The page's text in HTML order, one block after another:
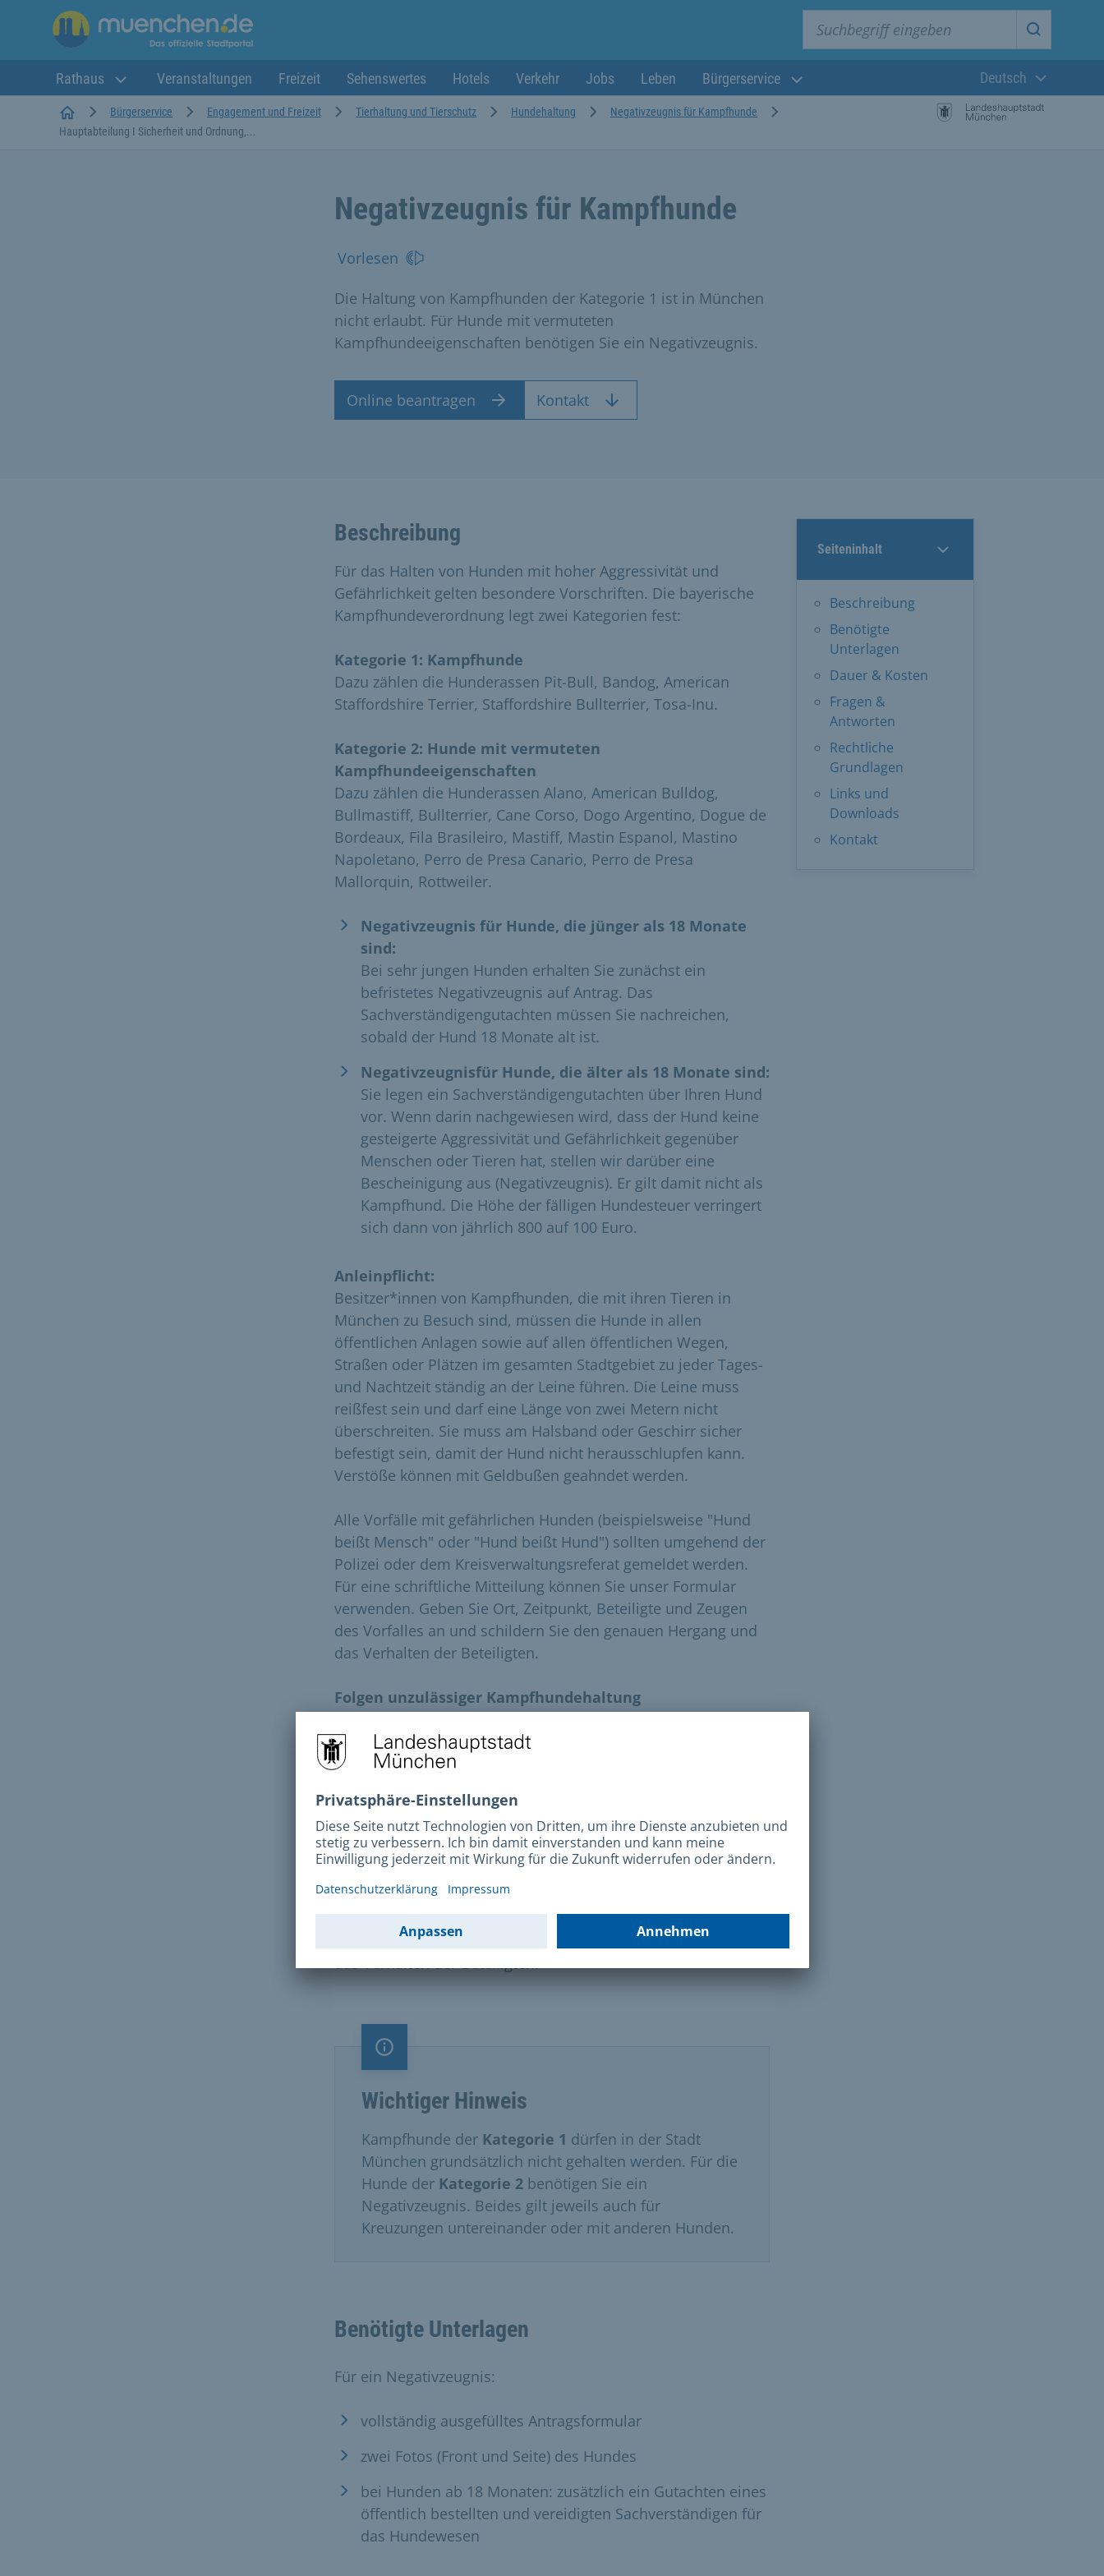
Suche
Rathaus Veranstaltungen Freizeit Sehenswertes Hotels Verkehr Jobs Leben Bürgerservice
Aktuelle
Deutsch
StartseiteBürgerservice Engagement und Freizeit Tierhaltung und Tierschutz Hundehaltung
Negativzeugnis für Kampfhunde
Hauptabteilung I Sicherheit und Ordnung,...
Negativzeugnis für Kampfhunde
Vorlesen
Die Haltung von Kampfhunden der Kategorie 1 ist in München
nicht erlaubt. Für Hunde mit vermuteten
Kampfhundeeigenschaften benötigen Sie ein Negativzeugnis.
Online beantragen Kontakt
Seiteninhalt
Beschreibung
Benötigte
Unterlagen
Dauer & Kosten
Fragen &
Antworten
Rechtliche
Grundlagen
Links und
Downloads
Kontakt
Beschreibung
Für das Halten von Hunden mit hoher Aggressivität und
Gefährlichkeit gelten besondere Vorschriften. Die bayerische
Kampfhundeverordnung legt zwei Kategorien fest:
Kategorie 1: Kampfhunde
Dazu zählen die Hunderassen Pit-Bull, Bandog, American
Staffordshire Terrier, Staffordshire Bullterrier, Tosa-Inu.
Kategorie 2: Hunde mit vermuteten
Kampfhundeeigenschaften
Dazu zählen die Hunderassen Alano, American Bulldog,
Bullmastiff, Bullterrier, Cane Corso, Dogo Argentino, Dogue de
Bordeaux, Fila Brasileiro, Mastiff, Mastin Espanol, Mastino
Napoletano, Perro de Presa Canario, Perro de Presa
Mallorquin, Rottweiler.
Negativzeugnis für Hunde, die jünger als 18 Monate
sind:
Bei sehr jungen Hunden erhalten Sie zunächst ein
befristetes Negativzeugnis auf Antrag. Das
Sachverständigengutachten müssen Sie nachreichen,
sobald der Hund 18 Monate alt ist.
Negativzeugnisfür Hunde, die älter als 18 Monate sind:
Sie legen ein Sachverständigengutachten über Ihren Hund
vor. Wenn darin nachgewiesen wird, dass der Hund keine
gesteigerte Aggressivität und Gefährlichkeit gegenüber
Menschen oder Tieren hat, stellen wir darüber eine
Bescheinigung aus (Negativzeugnis). Er gilt damit nicht als
Kampfhund. Die Höhe der fälligen Hundesteuer verringert
sich dann von jährlich 800 auf 100 Euro.
Anleinpflicht:
Besitzer*innen von Kampfhunden, die mit ihren Tieren in
München zu Besuch sind, müssen die Hunde in allen
öffentlichen Anlagen sowie auf allen öffentlichen Wegen,
Straßen oder Plätzen im gesamten Stadtgebiet zu jeder Tages-
und Nachtzeit ständig an der Leine führen. Die Leine muss
reißfest sein und darf eine Länge von zwei Metern nicht
überschreiten. Sie muss am Halsband oder Geschirr sicher
befestigt sein, damit der Hund nicht herausschlupfen kann.
Verstöße können mit Geldbußen geahndet werden.
Alle Vorfälle mit gefährlichen Hunden (beispielsweise "Hund
beißt Mensch" oder "Hund beißt Hund") sollten umgehend der
Polizei oder dem Kreisverwaltungsreferat gemeldet werden.
Für eine schriftliche Mitteilung können Sie unser Formular
verwenden. Geben Sie Ort, Zeitpunkt, Beteiligte und Zeugen
des Vorfalles an und schildern Sie den genauen Hergang und
das Verhalten der Beteiligten.
Folgen unzulässiger Kampfhundehaltung
gehalten, kann ein Bußgeld bis zu einer Höhe von 10.000 Euro
verhängt werden. Dies gilt auch für bei Hunden der Kategorie
Alle Vorfälle mit gefährlichen Hunden (beispielsweise "Hund
beißt Mensch" oder "Hund beißt Hund") sollten umgehend der
Für eine schriftliche Mitteilung können Sie unser Formular
verwenden. Geben Sie Ort, Zeitpunkt, Beteiligte und Zeugen
des Vorfalles an und schildern Sie den genauen Hergang und
das Verhalten der Beteiligten.
Information
Wichtiger Hinweis
Kampfhunde der Kategorie 1 dürfen in der Stadt
München grundsätzlich nicht gehalten werden. Für die
Hunde der Kategorie 2 benötigen Sie ein
Negativzeugnis. Beides gilt jeweils auch für
Kreuzungen untereinander oder mit anderen Hunden.
Benötigte Unterlagen
Für ein Negativzeugnis:
vollständig ausgefülltes Antragsformular
zwei Fotos (Front und Seite) des Hundes
bei Hunden ab 18 Monaten: zusätzlich ein Gutachten eines
öffentlich bestellten und vereidigten Sachverständigen für
das Hundewesen